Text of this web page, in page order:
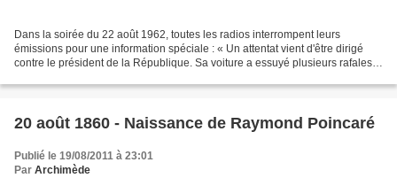
Dans la soirée du 22 août 1962, toutes les radios interrompent leurs
émissions pour une information spéciale : « Un attentat vient d'être dirigé
contre le président de la République. Sa voiture a essuyé plusieurs rafales
20 août 1860 - Naissance de Raymond Poincaré
Publié le 19/08/2011 à 23:01
Par Archimède